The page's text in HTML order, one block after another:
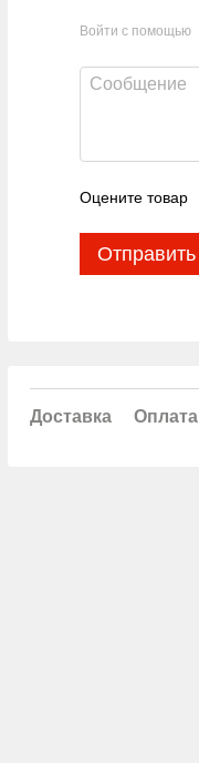
Войти с помощью
Оцените товар
Отправить
Доставка Оплата